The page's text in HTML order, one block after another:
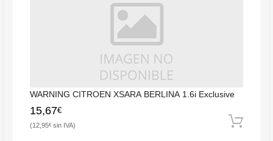
WARNING CITROEN XSARA BERLINA 1.6i Exclusive
15,67€
12,95€